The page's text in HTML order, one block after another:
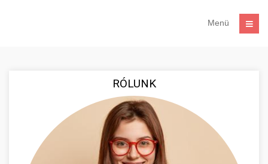
Menü
RÓLUNK